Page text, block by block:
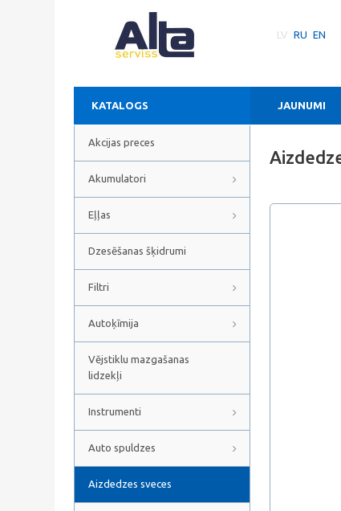
LV RU EN
KATALOGS JAUNUMI
Akcijas preces
Akumulatori
Eļļas
Dzesēšanas šķidrumi
Filtri
Autoķīmija
Vējstiklu mazgašanas
lidzekļi
Instrumenti
Auto spuldzes
Aizdedzes sveces